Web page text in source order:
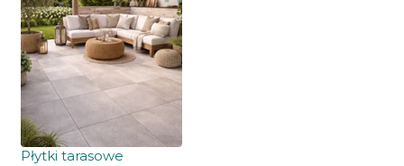
Płytki tarasowe